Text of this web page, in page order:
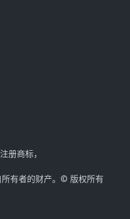
册商标，
有者的财产。© 版权所有